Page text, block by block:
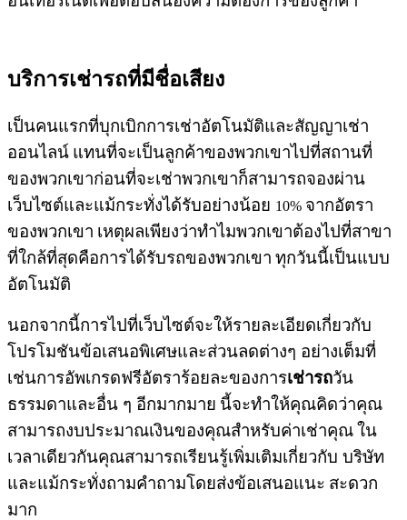
บริการเช่ารถที่มีชื่อเสียง
เป็นคนแรกที่บุกเบิกการเช่าอัตโนมัติและสัญญาเช่า
ออนไลน์ แทนที่จะเป็นลูกค้าของพวกเขาไปที่สถานที่
ของพวกเขาก่อนที่จะเช่าพวกเขาก็สามารถจองผ่าน
เว็บไซต์และแม้กระทั่งได้รับอย่างน้อย 10% จากอัตรา
ของพวกเขา เหตุผลเพียงว่าทำไมพวกเขาต้องไปที่สาขา
ที่ใกล้ที่สุดคือการได้รับรถของพวกเขา ทุกวันนี้เป็นแบบ
อัตโนมัติ
นอกจากนี้การไปที่เว็บไซต์จะให้รายละเอียดเกี่ยวกับ
โปรโมชันข้อเสนอพิเศษและส่วนลดต่างๆ อย่างเต็มที่
เช่นการอัพเกรดฟรีอัตราร้อยละของการเช่ารถวัน
ธรรมดาและอื่น ๆ อีกมากมาย นี้จะทำให้คุณคิดว่าคุณ
สามารถงบประมาณเงินของคุณสำหรับค่าเช่าคุณใน
เวลาเดียวกันคุณสามารถเรียนรู้เพิ่มเติมเกี่ยวกับ บริษัท
และแม้กระทั่งถามคำถามโดยส่งข้อเสนอแนะ สะดวก
มาก